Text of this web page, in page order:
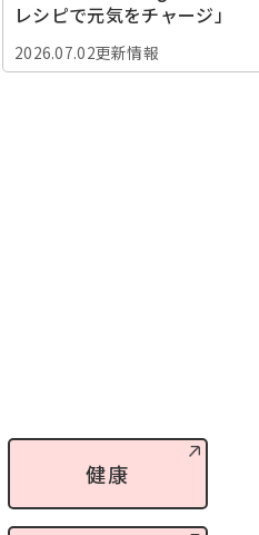
レシピで元気をチャージ」
2026.07.02更新情報
健康